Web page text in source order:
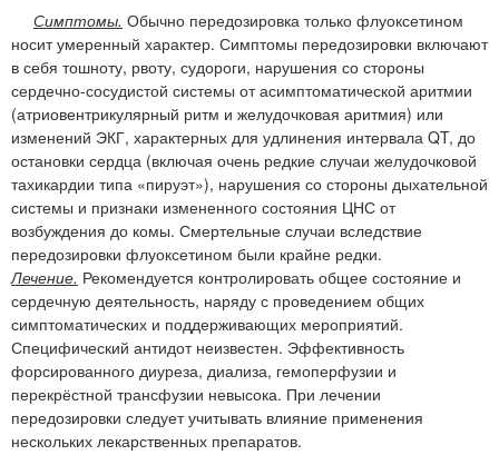
Симптомы. Обычно передозировка только флуоксетином
носит умеренный характер. Симптомы передозировки включают
в себя тошноту, рвоту, судороги, нарушения со стороны
сердечно-сосудистой системы от асимптоматической аритмии
(атриовентрикулярный ритм и желудочковая аритмия) или
изменений ЭКГ, характерных для удлинения интервала QT, до
остановки сердца (включая очень редкие случаи желудочковой
тахикардии типа «пируэт»), нарушения со стороны дыхательной
системы и признаки измененного состояния ЦНС от
возбуждения до комы. Смертельные случаи вследствие
передозировки флуоксетином были крайне редки.
Лечение. Рекомендуется контролировать общее состояние и
сердечную деятельность, наряду с проведением общих
симптоматических и поддерживающих мероприятий.
Специфический антидот неизвестен. Эффективность
форсированного диуреза, диализа, гемоперфузии и
перекрёстной трансфузии невысока. При лечении
передозировки следует учитывать влияние применения
нескольких лекарственных препаратов.